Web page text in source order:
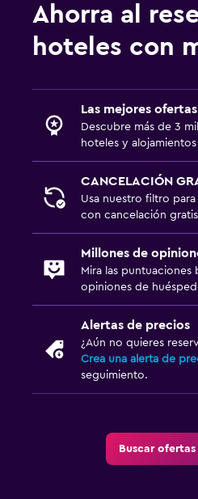
Terraza/patio
Terraza
Lavandería
Lavandería
Servicios de lavandería/
Habitación
Armario o clóset
Zona de trabajo
Escritorio
Ahorra al
hoteles con
Las mejores
Descubre más de 3
hoteles y
CANCELACIÓN
Usa nuestro filtro
con cancelación
Millones de
Mira las puntuaciones
opiniones de
Alertas de precios
¿Aún no quieres
Crea una alerta de
seguimiento.
Buscar